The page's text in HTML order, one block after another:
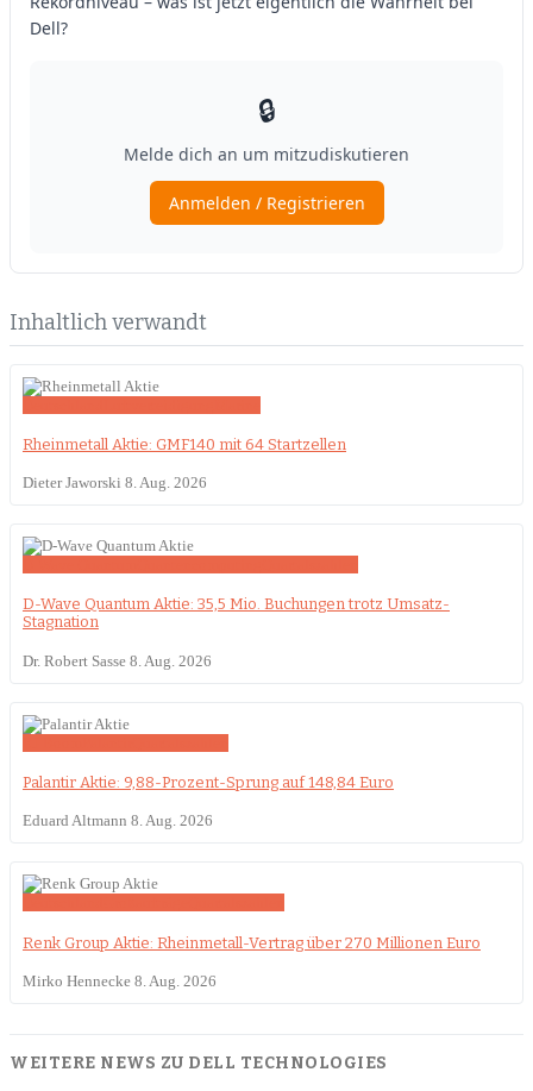
Inhaltlich verwandt
Rheinmetall Aktie: GMF140 mit 64 Startzellen
Dieter Jaworski 8. Aug. 2026
D-Wave Quantum Aktie: 35,5 Mio. Buchungen trotz Umsatz-
Stagnation
Dr. Robert Sasse 8. Aug. 2026
Palantir Aktie: 9,88-Prozent-Sprung auf 148,84 Euro
Eduard Altmann 8. Aug. 2026
Renk Group Aktie: Rheinmetall-Vertrag über 270 Millionen Euro
Mirko Hennecke 8. Aug. 2026
WEITERE NEWS ZU DELL TECHNOLOGIES